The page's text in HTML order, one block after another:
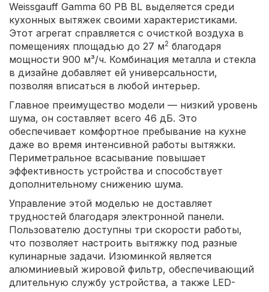
Weissgauff Gamma 60 PB BL выделяется среди
кухонных вытяжек своими характеристиками.
Этот агрегат справляется с очисткой воздуха в
помещениях площадью до 27 м2 благодаря
мощности 900 м³/ч. Комбинация металла и стекла
в дизайне добавляет ей универсальности,
позволяя вписаться в любой интерьер.
Главное преимущество модели — низкий уровень
шума, он составляет всего 46 дБ. Это
обеспечивает комфортное пребывание на кухне
даже во время интенсивной работы вытяжки.
Периметральное всасывание повышает
эффективность устройства и способствует
дополнительному снижению шума.
Управление этой моделью не доставляет
трудностей благодаря электронной панели.
Пользователю доступны три скорости работы,
что позволяет настроить вытяжку под разные
кулинарные задачи. Изюминкой является
алюминиевый жировой фильтр, обеспечивающий
длительную службу устройства, а также LED-